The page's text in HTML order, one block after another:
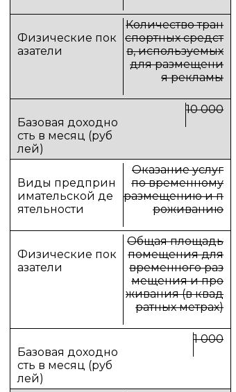
Количество тран
спортных средст
в, используемых
для размещени
я рекламы
10 000
Оказание услуг
по временному
размещению и п
роживанию
Общая площадь
помещения для
временного раз
мещения и про
живания (в квад
ратных метрах)
1 000